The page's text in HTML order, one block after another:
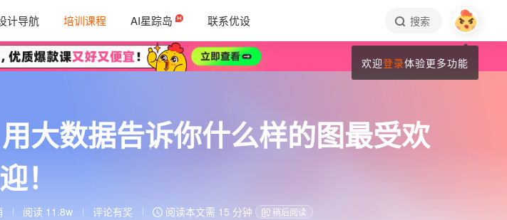
计导航 培训课程 AI星踪岛 联系优设 搜索
大数据告诉你什么样的图最受欢
迎！
阅读 11.8w 评论有奖 阅读本文需 15 分钟 稍后阅读
欢迎登录体验更多功能